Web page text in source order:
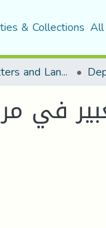
& Collections
Faculty of Letters and Languages
في